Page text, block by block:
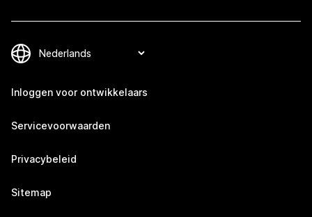
Inloggen voor ontwikkelaars
Servicevoorwaarden
Privacybeleid
Sitemap